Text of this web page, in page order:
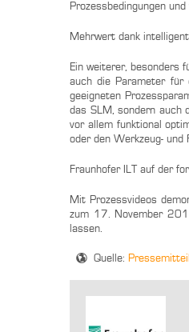
Prozessbedingungen
Mehrwert dank
Ein weiterer, besonders
auch die Parameter für
geeigneten
das SLM, sondern auch
vor allem funktional
oder den Werkzeug-
Fraunhofer ILT auf der
Mit Prozessvideos
zum 17. November
lassen.
Quelle: